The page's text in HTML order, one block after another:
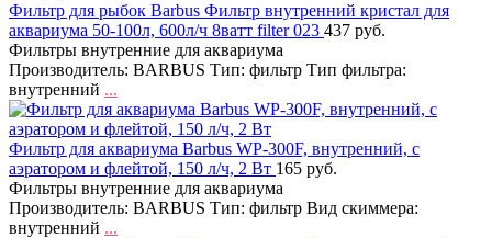
Фильтр для рыбок Barbus Фильтр внутренний кристал для
аквариума 50-100л, 600л/ч 8ватт filter 023 437 руб.
Фильтры внутренние для аквариума
Производитель: BARBUS Тип: фильтр Тип фильтра:
внутренний ...
Фильтр для аквариума Barbus WP-300F, внутренний, с
аэратором и флейтой, 150 л/ч, 2 Вт 165 руб.
Фильтры внутренние для аквариума
Производитель: BARBUS Тип: фильтр Вид скиммера:
внутренний ...